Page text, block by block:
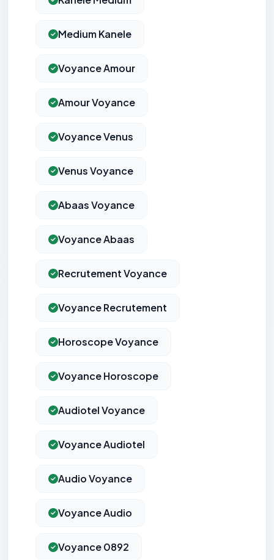
Medium Kanele
Voyance Amour
Amour Voyance
Voyance Venus
Venus Voyance
Abaas Voyance
Voyance Abaas
Recrutement Voyance
Voyance Recrutement
Horoscope Voyance
Voyance Horoscope
Audiotel Voyance
Voyance Audiotel
Audio Voyance
Voyance Audio
Voyance 0892